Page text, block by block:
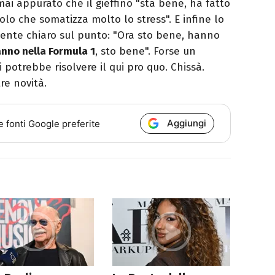
appurato che il gieffino "sta bene, ha fatto
che somatizza molto lo stress". E infine lo
chiaro sul punto: "Ora sto bene, hanno
nella Formula 1, sto bene". Forse un
risolvere il qui pro quo. Chissà.
novità.
fonti Google preferite Aggiungi